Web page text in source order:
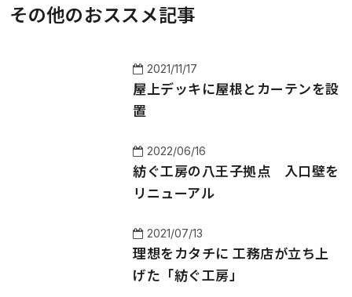
その他のおススメ記事
2021/11/17
屋上デッキに屋根とカーテンを設
置
2022/06/16
紡ぐ工房の八王子拠点 入口壁を
リニューアル
2021/07/13
理想をカタチに 工務店が立ち上
げた「紡ぐ工房」